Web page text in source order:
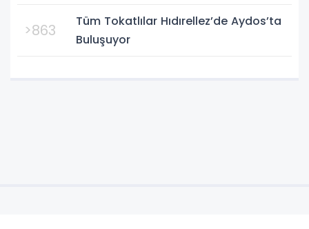
>863
Tüm Tokatlılar Hıdırellez’de Aydos’ta
Buluşuyor